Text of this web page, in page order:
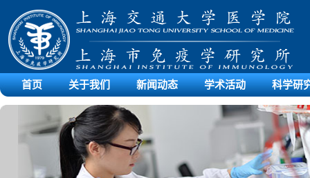
首页 关于我们 新闻动态 学术活动 科学研